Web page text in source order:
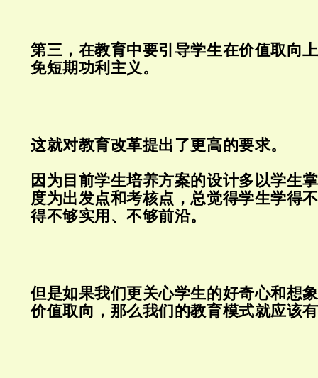
第三，在教育中要引导学生在价值取向
免短期功利主义。
这就对教育改革提出了更高的要求。
因为目前学生培养方案的设计多以学生
度为出发点和考核点，总觉得学生学得
得不够实用、不够前沿。
但是如果我们更关心学生的好奇心和想
价值取向，那么我们的教育模式就应该